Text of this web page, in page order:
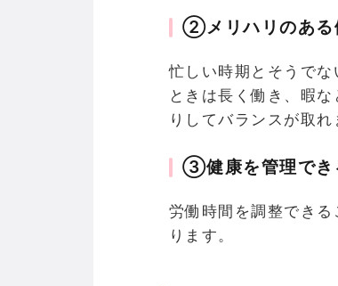
②メリハリのある
忙しい時期とそうで
ときは長く働き、暇
りしてバランスが取れ
③健康を管理でき
労働時間を調整でき
ります。